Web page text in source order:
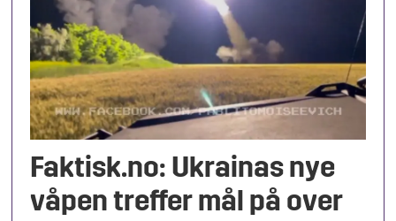
Faktisk.no: Ukrainas nye
våpen treffer mål på over